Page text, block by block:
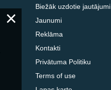
Biežāk uzdotie jautājumi
Jaunumi
Reklāma
Kontakti
Privātuma Politiku
Terms of use
×